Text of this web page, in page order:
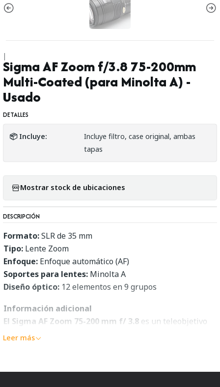
|
Sigma AF Zoom f/3.8 75-200mm
Multi-Coated (para Minolta A) -
Usado
DETALLES
📦 Incluye:
Incluye filtro, case original, ambas
tapas
Mostrar stock de ubicaciones
DESCRIPCIÓN
Formato:SLR de 35 mm
Tipo: Lente Zoom
Enfoque: Enfoque automático (AF)
Soportes para lentes: Minolta A
Diseño óptico: 12 elementos en 9 grupos
Información adicional
El Sigma AF Zoom 75-200 mm f/ 3.8 es un teleobjetivo
zoom con enfoque automático con una velocidad
Leer más